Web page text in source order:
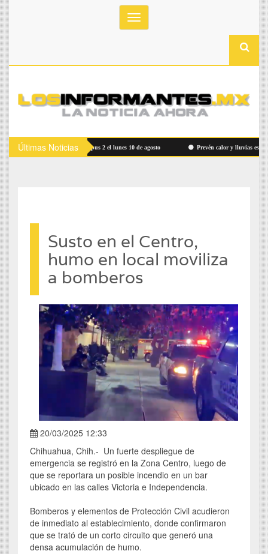
Toggle
navigation
Últimas Noticias
Ruta Bowí UACH Campus 2 el lunes 10 de agosto Prevén calor y lluvias este viernes
Susto en el Centro,
humo en local moviliza
a bomberos
20/03/2025 12:33
Chihuahua, Chih.- Un fuerte despliegue de
emergencia se registró en la Zona Centro, luego de
que se reportara un posible incendio en un bar
ubicado en las calles Victoria e Independencia.
Bomberos y elementos de Protección Civil acudieron
de inmediato al establecimiento, donde confirmaron
que se trató de un corto circuito que generó una
densa acumulación de humo.